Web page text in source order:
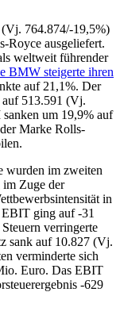
(Vj. 764.874/-19,5%)
Royce ausgeliefert.
weltweit führender
BMW steigerte ihren
auf 21,1%. Der
513.591 (Vj.
um 19,9% auf
Marke Rolls-
wurden im zweiten
im Zuge der
in
ging auf -31
verringerte
sank auf 10.827 (Vj.
verminderte sich
Euro. Das EBIT
-629